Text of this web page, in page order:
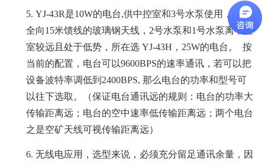
5. YJ-43R是10W的电台,供中控室和3号水泵使用，配置
全向15米馈线的玻璃钢天线，2号水泵和1号水泵离中控
室较远且处于低势，所在选 YJ-43H，25W的电台。 按
当前的配置，电台可以9600BPS的速率通讯，若可以把
设备波特率调低到2400BPS, 那么电台的功率和型号可
以往下选取。（保证电台通讯远的规则：电台的功率大
传输距离远；电台的空中速率低传输距离远；两个电台
之是空矿天线可视传输距离远）
6. 无线电应用，选型来说，必须充分留足通讯余量，因